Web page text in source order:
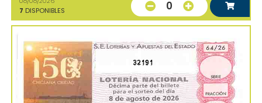
7 DISPONIBLES 0
32191